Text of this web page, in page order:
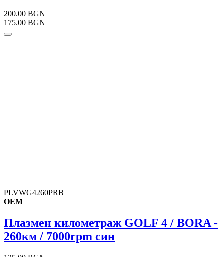
200.00 BGN
175.00 BGN
PLVWG4260PRB
OEM
Плазмен километраж GOLF 4 / BORA -
260км / 7000rpm син